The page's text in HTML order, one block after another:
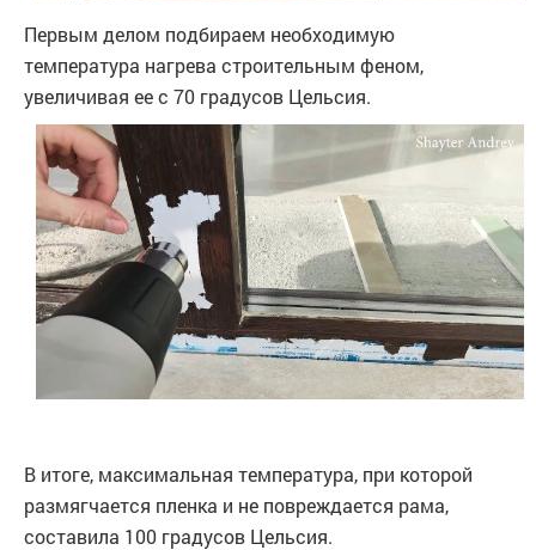
Первым делом подбираем необходимую
температура нагрева строительным феном,
увеличивая ее с 70 градусов Цельсия.
В итоге, максимальная температура, при которой
размягчается пленка и не повреждается рама,
составила 100 градусов Цельсия.